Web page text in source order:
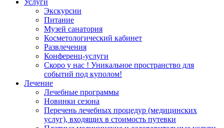
Услуги
Экскурсии
Питание
Музей санатория
Косметологический кабинет
Развлечения
Конференц-услуги
Скоро у нас ! Уникальное пространство для
событий под куполом!
Лечение
Лечебные программы
Новинки сезона
Перечень лечебных процедур (медицинских
услуг), входящих в стоимость путевки